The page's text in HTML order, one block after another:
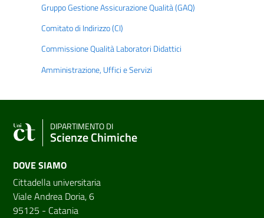
Gruppo Gestione Assicurazione Qualità (GAQ)
Comitato di Indirizzo (CI)
Commissione Qualità Laboratori Didattici
Amministrazione, Uffici e Servizi
DIPARTIMENTO DI
Scienze Chimiche
DOVE SIAMO
Cittadella universitaria
Viale Andrea Doria, 6
95125 - Catania